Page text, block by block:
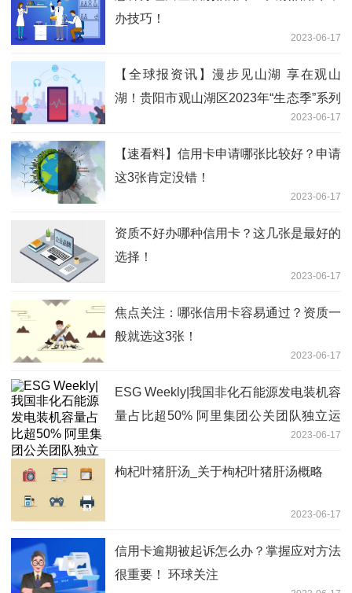
办技巧！
2023-06-17
【全球报资讯】漫步见山湖 享在观山
湖！贵阳市观山湖区2023年“生态季”系列
2023-06-17
【速看料】信用卡申请哪张比较好？申请
这3张肯定没错！
2023-06-17
资质不好办哪种信用卡？这几张是最好的
选择！
2023-06-17
焦点关注：哪张信用卡容易通过？资质一
般就选这3张！
2023-06-17
ESG Weekly|我国非化石能源发电装机容
量占比超50% 阿里集团公关团队独立运
2023-06-17
枸杞叶猪肝汤_关于枸杞叶猪肝汤概略
2023-06-17
信用卡逾期被起诉怎么办？掌握应对方法
很重要！ 环球关注